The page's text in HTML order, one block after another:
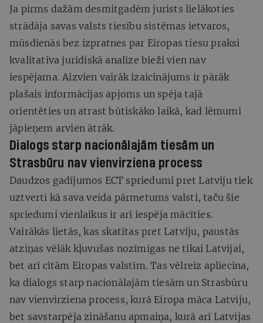
Ja pirms dažām desmitgadēm jurists lielākoties
strādāja savas valsts tiesību sistēmas ietvaros,
mūsdienās bez izpratnes par Eiropas tiesu praksi
kvalitatīva juridiskā analīze bieži vien nav
iespējama. Aizvien vairāk izaicinājums ir pārāk
plašais informācijas apjoms un spēja tajā
orientēties un atrast būtiskāko laikā, kad lēmumi
jāpieņem arvien ātrāk.
Dialogs starp nacionālajām tiesām un
Strasbūru nav vienvirziena process
Daudzos gadījumos ECT spriedumi pret Latviju tiek
uztverti kā sava veida pārmetums valsti, taču šie
spriedumi vienlaikus ir arī iespēja mācīties.
Vairākās lietās, kas skatītas pret Latviju, paustās
atziņas vēlāk kļuvušas nozīmīgas ne tikai Latvijai,
bet arī citām Eiropas valstīm. Tas vēlreiz apliecina,
ka dialogs starp nacionālajām tiesām un Strasbūru
nav vienvirziena process, kurā Eiropa māca Latviju,
bet savstarpēja zināšanu apmaiņa, kurā arī Latvijas